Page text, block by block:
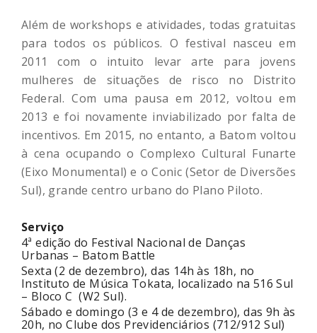
Além de workshops e atividades, todas gratuitas
para todos os públicos. O festival nasceu em
2011 com o intuito levar arte para jovens
mulheres de situações de risco no Distrito
Federal. Com uma pausa em 2012, voltou em
2013 e foi novamente inviabilizado por falta de
incentivos. Em 2015, no entanto, a Batom voltou
à cena ocupando o Complexo Cultural Funarte
(Eixo Monumental) e o Conic (Setor de Diversões
Sul), grande centro urbano do Plano Piloto.
Serviço
4ª edição do Festival Nacional de Danças
Urbanas – Batom Battle
Sexta (2 de dezembro), das 14h às 18h, no
Instituto de Música Tokata, localizado na 516 Sul
– Bloco C (W2 Sul).
Sábado e domingo (3 e 4 de dezembro), das 9h às
20h, no Clube dos Previdenciários (712/912 Sul)